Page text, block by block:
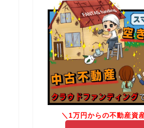
＼1万円からの不動産資